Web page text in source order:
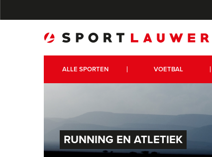
ALLE SPORTEN VOETBAL
RUNNING EN ATLETIEK